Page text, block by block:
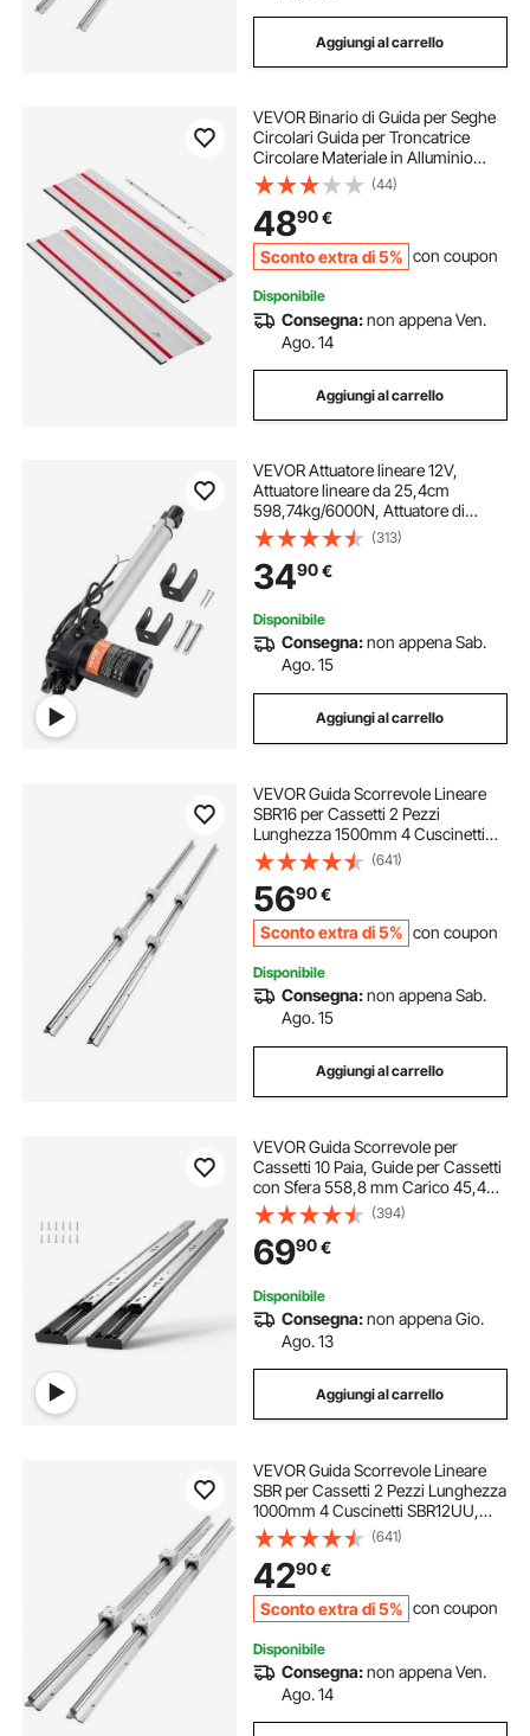
Aggiungi al carrello
VEVOR Binario di Guida per Seghe
Circolari Guida per Troncatrice
Circolare Materiale in Alluminio
Lunghezza Guida 698,5 mm Kit di
Guide 2 pz Connettore 1 pz
Lavorazione del Legno da
Falegnameria
(44)
4890€
Sconto extra di 5% con coupon
Disponibile
Consegna:non appena Ven.
Ago. 14
Aggiungi al carrello
VEVOR Attuatore lineare 12V,
Attuatore lineare da 25,4cm
598,74kg/6000N, Attuatore di
movimento lineare da 4,826mm/s
con staffa di montaggio e
protezione IP44 per porte elettriche
navi da carico
(313)
3490€
Disponibile
Consegna:non appena Sab.
Ago. 15
Aggiungi al carrello
VEVOR Guida Scorrevole Lineare
SBR16 per Cassetti 2 Pezzi
Lunghezza 1500mm 4 Cuscinetti
SBR16UU, Binario di Guida 2 Pz per
Scorrimento per Cassetti Mobili in
Acciaio al Carbonio Carico Statico
774N
(641)
5690€
Sconto extra di 5% con coupon
Disponibile
Consegna:non appena Sab.
Ago. 15
Aggiungi al carrello
VEVOR Guida Scorrevole per
Cassetti 10 Paia, Guide per Cassetti
con Sfera 558,8 mm Carico 45,4
kg, Guida Cassetto Estraibile
Laterale Estensione Completa
Ripiano dell'Armadio, Set di Guida
Cassetti
(394)
6990€
Disponibile
Consegna:non appena Gio.
Ago. 13
Aggiungi al carrello
VEVOR Guida Scorrevole Lineare
SBR per Cassetti 2 Pezzi Lunghezza
1000mm 4 Cuscinetti SBR12UU,
Binario di Guida 2 Pz per
Scorrimento per Cassetti Mobili in
Acciaio al Carbonio Carico Statico
549N
(641)
4290€
Sconto extra di 5% con coupon
Disponibile
Consegna:non appena Ven.
Ago. 14